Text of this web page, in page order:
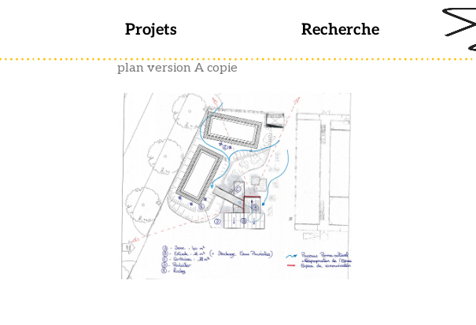
Projets Recherche
plan version A copie